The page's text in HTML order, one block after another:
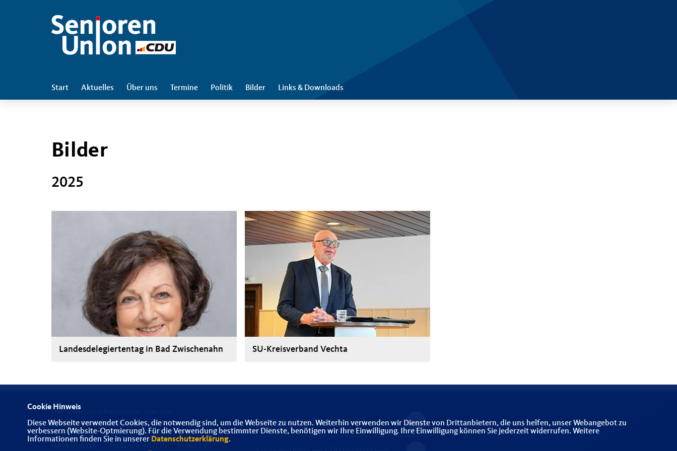
Start Aktuelles Über uns Termine Politik Bilder Links & Downloads
Bilder
2025
Landesdelegiertentag in Bad Zwischenahn SU-Kreisverband Vechta
Landesverband der Senioren-Union Oldenburg
Senioren-Union Landesverband
Niedersachsen
Cookie Hinweis
Diese Webseite verwendet Cookies, die notwendig sind, um die Webseite zu nutzen. Weiterhin verwenden wir Dienste von Drittanbietern, die uns helfen, unser Webangebot zu
verbessern (Website-Optmierung). Für die Verwendung bestimmter Dienste, benötigen wir Ihre Einwilligung. Ihre Einwilligung können Sie jederzeit widerrufen. Weitere
Informationen finden Sie in unserer Datenschutzerklärung.